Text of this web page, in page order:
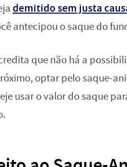
demitido sem justa
antecipou o saque do
que não há a
optar pelo saque-
usar o valor do saque